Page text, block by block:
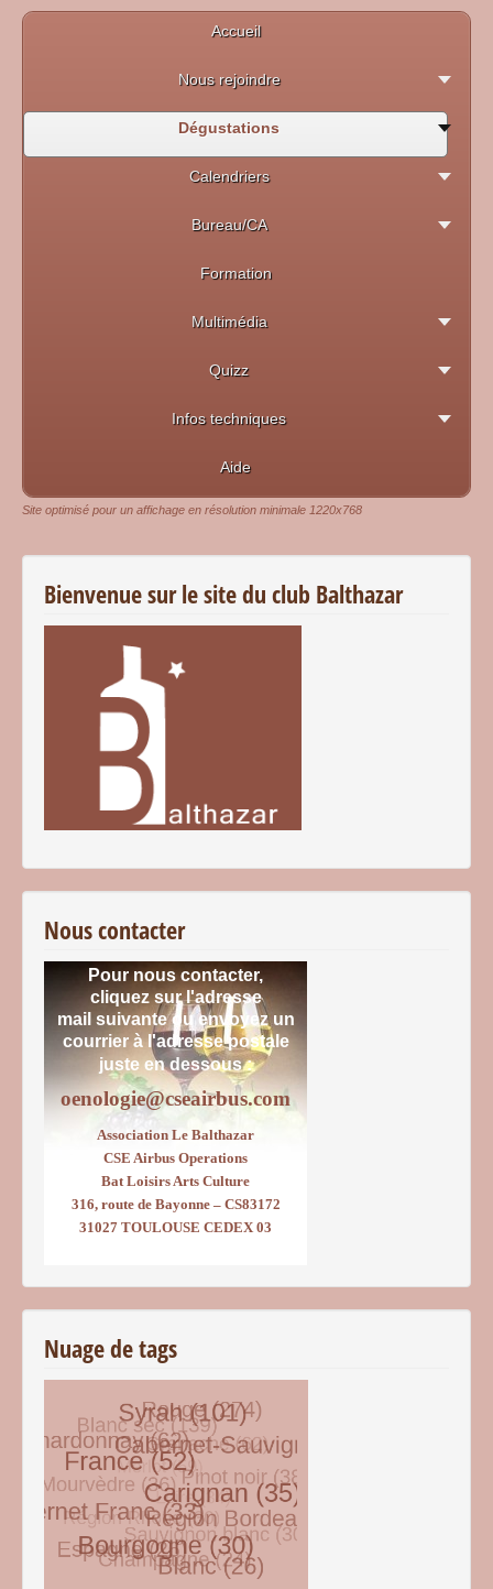
Accueil
Nous rejoindre
Dégustations
Calendriers
Bureau/CA
Formation
Multimédia
Quizz
Infos techniques
Aide
Site optimisé pour un affichage en résolution minimale 1220x768
Bienvenue sur le site du club Balthazar
Nous contacter
Pour nous contacter,
cliquez sur l'adresse
mail suivante ou envoyez un
courrierà l'adresse postale
juste en dessous :
oenologie@cseairbus.com
Association Le Balthazar
CSE Airbus Operations
Bat Loisirs Arts Culture
316, route de Bayonne – CS83172
31027 TOULOUSE CEDEX 03
Nuage de tags